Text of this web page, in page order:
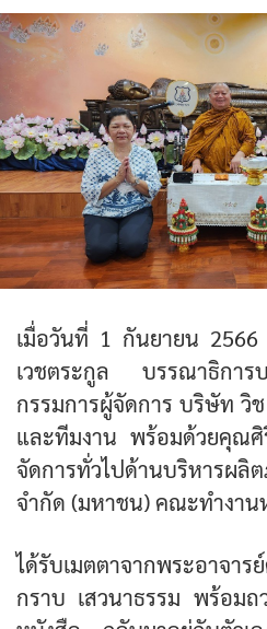
เมื่อวันที่ 1 กันยายน
เวชตระกูล บรรณาธิการ
กรรมการผู้จัดการ บริษัท วิ
และทีมงาน พร้อมด้วยคุณ
จัดการทั่วไปด้านบริหาร
จำกัด (มหาชน) คณะทำงาน
ได้รับเมตตาจากพระอาจาร
กราบ เสวนาธรรม พร้อม